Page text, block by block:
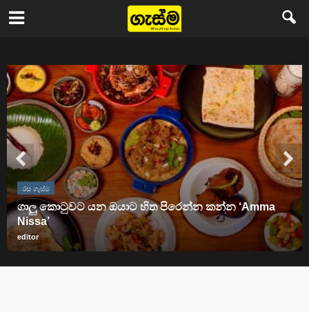
Gasma
රස ගැස්ම
ගාලු කොටුවට යන ඔයාට හිත පිරෙන්න කන්න ‘Amma
Nissa’
editor